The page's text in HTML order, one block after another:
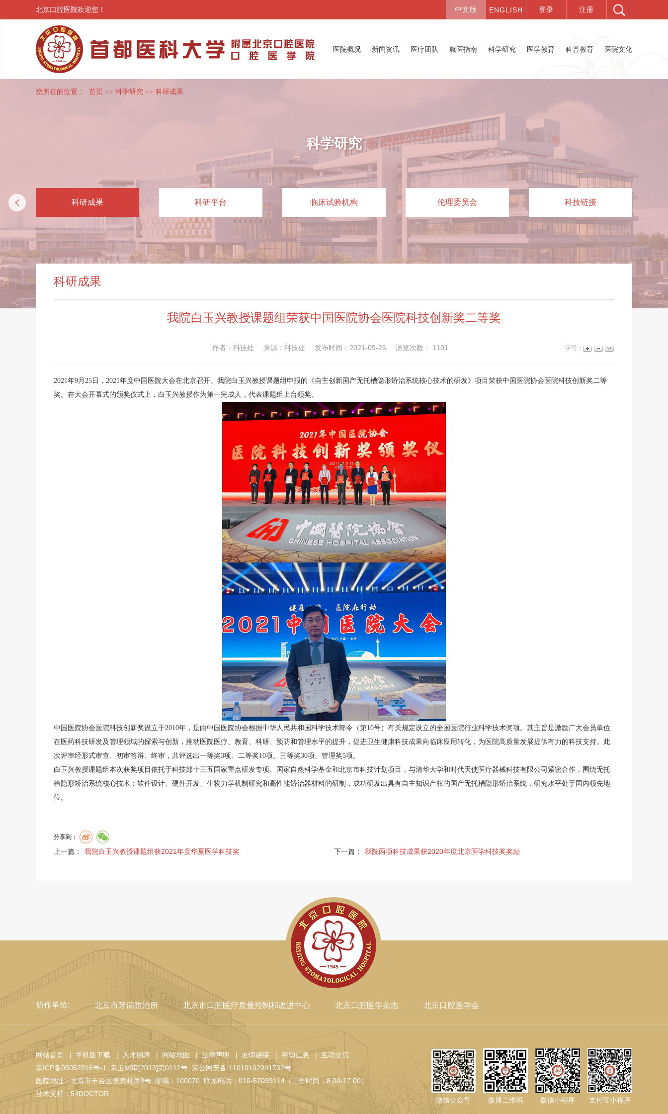
北京口腔医院欢迎您！
医院概况 新闻资讯 医疗团队 就医指南 科学研究 医学教育 科普教育 医院文化
您所在的位置： 首页 >> 科学研究 >> 科研成果
科学研究
科研成果 科研平台 临床试验机构 伦理委员会 科技链接
科研成果
我院白玉兴教授课题组荣获中国医院协会医院科技创新奖二等奖
作者：科技处 来源：科技处 发布时间：2021-09-26 浏览次数： 1101 字号：
2021年9月25日，2021年度中国医院大会在北京召开。我院白玉兴教授课题组申报的《自主创新国产无托槽隐形矫治系统核心技术的研发》项目荣获中国医院协会医院科技创新奖二等
奖。在大会开幕式的颁奖仪式上，白玉兴教授作为第一完成人，代表课题组上台领奖。
中国医院协会医院科技创新奖设立于2010年，是由中国医院协会根据中华人民共和国科学技术部令（第10号）有关规定设立的全国医院行业科学技术奖项。其主旨是激励广大会员单位
在医药科技研发及管理领域的探索与创新，推动医院医疗、教育、科研、预防和管理水平的提升，促进卫生健康科技成果向临床应用转化，为医院高质量发展提供有力的科技支持。此
次评审经形式审查、初审答辩、终审，共评选出一等奖3项、二等奖10项、三等奖30项、管理奖5项。
白玉兴教授课题组本次获奖项目依托于科技部十三五国家重点研发专项、国家自然科学基金和北京市科技计划项目，与清华大学和时代天使医疗器械科技有限公司紧密合作，围绕无托
槽隐形矫治系统核心技术：软件设计、硬件开发、生物力学机制研究和高性能矫治器材料的研制，成功研发出具有自主知识产权的国产无托槽隐形矫治系统，研究水平处于国内领先地
位。
分享到：
上一篇： 我院白玉兴教授课题组获2021年度华夏医学科技奖 下一篇： 我院两项科技成果获2020年度北京医学科技奖奖励
协作单位: 北京市牙病防治所 北京市口腔医疗质量控制和改进中心 北京口腔医学杂志 北京口腔医学会
网站首页 | 手机版下载 | 人才招聘 | 网站地图 | 法律声明 | 友情链接 | 帮助信息
| 互动交流
京ICP备05052916号-1
京卫网审[2013]第0112号 京公网安备 11010102001732号
医院地址：北京市丰台区樊家村路9号 邮编：100070 联系电话：010-57099114（工作时间：8:00-17:00）
技术支持： 54DOCTOR
微信公众号
微博二维码 微信小程序 支付宝小程序